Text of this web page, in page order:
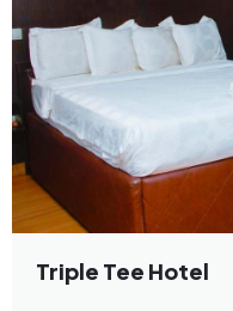
Triple Tee Hotel